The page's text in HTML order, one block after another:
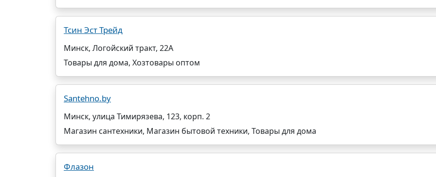
Тсин Эст Трейд
Минск, Логойский тракт, 22А
Товары для дома, Хозтовары оптом
Santehno.by
Минск, улица Тимирязева, 123, корп. 2
Магазин сантехники, Магазин бытовой техники, Товары для дома
Флазон